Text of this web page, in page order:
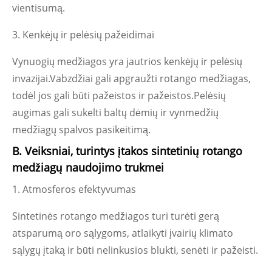
vientisumą.
3. Kenkėjų ir pelėsių pažeidimai
Vynuogių medžiagos yra jautrios kenkėjų ir pelėsių
invazijai.Vabzdžiai gali apgraužti rotango medžiagas,
todėl jos gali būti pažeistos ir pažeistos.Pelėsių
augimas gali sukelti baltų dėmių ir vynmedžių
medžiagų spalvos pasikeitimą.
B. Veiksniai, turintys įtakos sintetinių rotango
medžiagų naudojimo trukmei
1. Atmosferos efektyvumas
Sintetinės rotango medžiagos turi turėti gerą
atsparumą oro sąlygoms, atlaikyti įvairių klimato
sąlygų įtaką ir būti nelinkusios blukti, senėti ir pažeisti.